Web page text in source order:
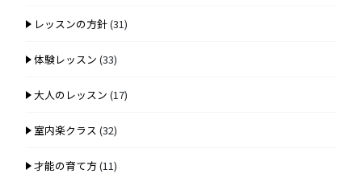
レッスンの方針(31)
体験レッスン (33)
大人のレッスン (17)
室内楽クラス (32)
才能の育て方 (11)